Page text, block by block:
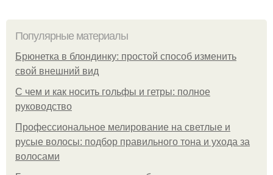
Популярные материалы
Брюнетка в блондинку: простой способ изменить
свой внешний вид
С чем и как носить гольфы и гетры: полное
руководство
Профессиональное мелирование на светлые и
русые волосы: подбор правильного тона и ухода за
волосами